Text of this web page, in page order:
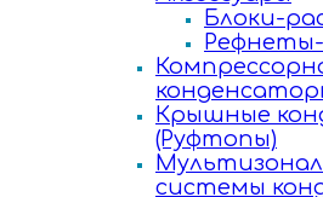
Блоки-
Крышные
(Руфтопы)
системы